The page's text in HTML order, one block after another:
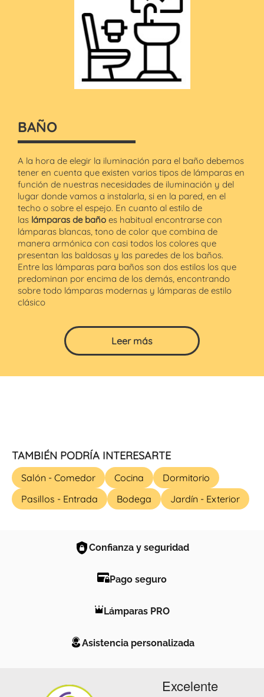
BAÑO
A la hora de elegir la iluminación para el baño debemos
tener en cuenta que existen varios tipos de lámparas en
función de nuestras necesidades de iluminación y del
lugar donde vamos a instalarla, si en la pared, en el
techo o sobre el espejo. En cuanto al estilo de
las lámparas de baño es habitual encontrarse con
lámparas blancas, tono de color que combina de
manera armónica con casi todos los colores que
presentan las baldosas y las paredes de los baños.
Entre las lámparas para baños son dos estilos los que
predominan por encima de los demás, encontrando
sobre todo lámparas modernas y lámparas de estilo
clásico
Leer más
TAMBIÉN PODRÍA INTERESARTE
Salón - Comedor Cocina
Dormitorio
Pasillos - Entrada
Bodega Jardín - Exterior
Confianza y seguridad
Pago seguro
Lámparas PRO
Asistencia personalizada
Excelente